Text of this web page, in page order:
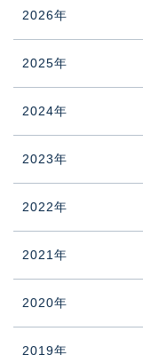
2026年
2025年
2024年
2023年
2022年
2021年
2020年
2019年